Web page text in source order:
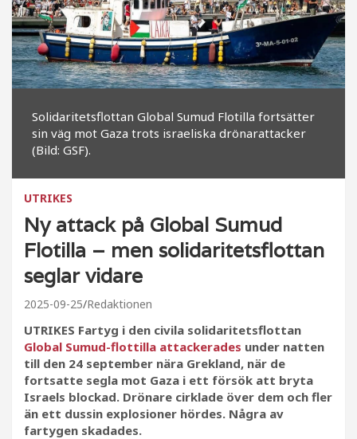
Solidaritetsflottan Global Sumud Flotilla fortsätter
sin väg mot Gaza trots israeliska drönarattacker
(Bild: GSF).
UTRIKES
Ny attack på Global Sumud
Flotilla – men solidaritetsflottan
seglar vidare
2025-09-25 Redaktionen
UTRIKES Fartyg i den civila solidaritetsflottan
Global Sumud-flottilla attackerades under natten
till den 24 september nära Grekland, när de
fortsatte segla mot Gaza i ett försök att bryta
Israels blockad. Drönare cirklade över dem och fler
än ett dussin explosioner hördes. Några av
fartygen skadades.